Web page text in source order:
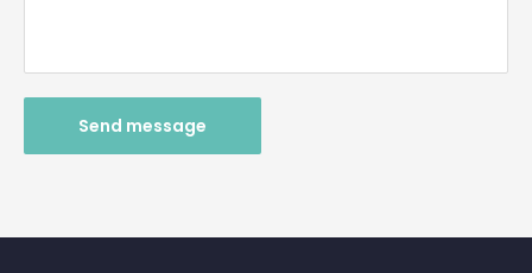
Send message